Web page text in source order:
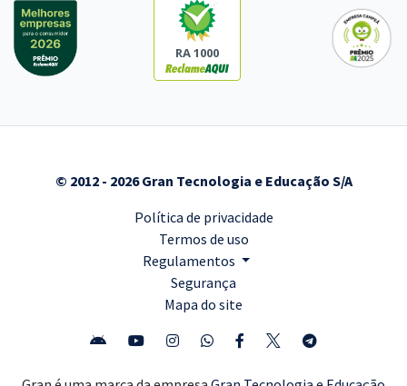
RA 1000
© 2012 - 2026 Gran Tecnologia e Educação S/A
Política de privacidade
Termos de uso
Regulamentos
Segurança
Mapa do site